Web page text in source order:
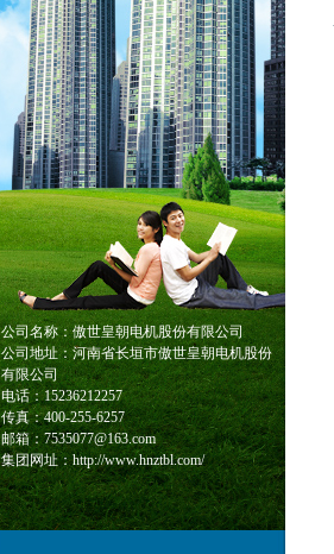
公司名称：傲世皇朝电机股份有限公司
公司地址：河南省长垣市傲世皇朝电机股份
有限公司
电话：15236212257
传真：400-255-6257
邮箱：7535077@163.com
集团网址：http://www.hnztbl.com/